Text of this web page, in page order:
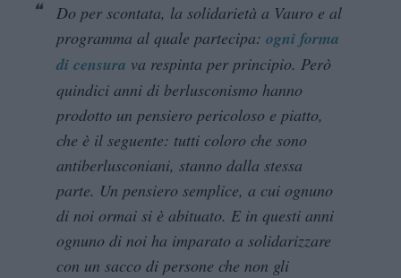
Do per scontata, la solidarietà a Vauro e al
programma al quale partecipa: ogni forma
di censura va respinta per principio. Però
quindici anni di berlusconismo hanno
prodotto un pensiero pericoloso e piatto,
che è il seguente: tutti coloro che sono
antiberlusconiani, stanno dalla stessa
parte. Un pensiero semplice, a cui ognuno
di noi ormai si è abituato. E in questi anni
ognuno di noi ha imparato a solidarizzare
con un sacco di persone che non gli